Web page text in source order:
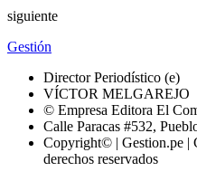
siguiente
Gestión
Director Periodístico (e)
VÍCTOR MELGAREJO
© Empresa Editora El
Calle Paracas #532,
Copyright© | Gestion.pe |
derechos reservados